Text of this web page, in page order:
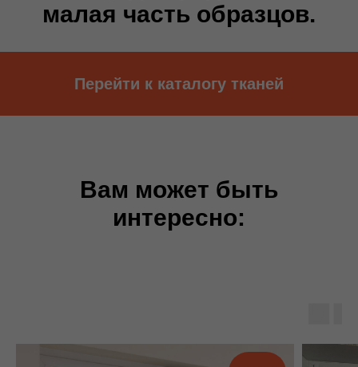
малая часть образцов.
Перейти к каталогу тканей
Вам может быть
интересно: